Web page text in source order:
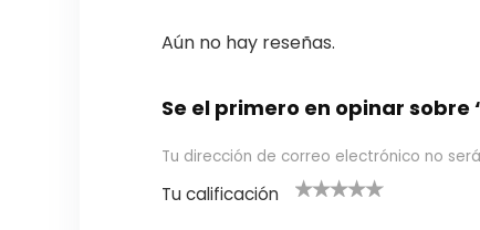
Aún no hay reseñas.
Se el primero en opinar sobre
Tu dirección de correo electrónico no
Tu calificación